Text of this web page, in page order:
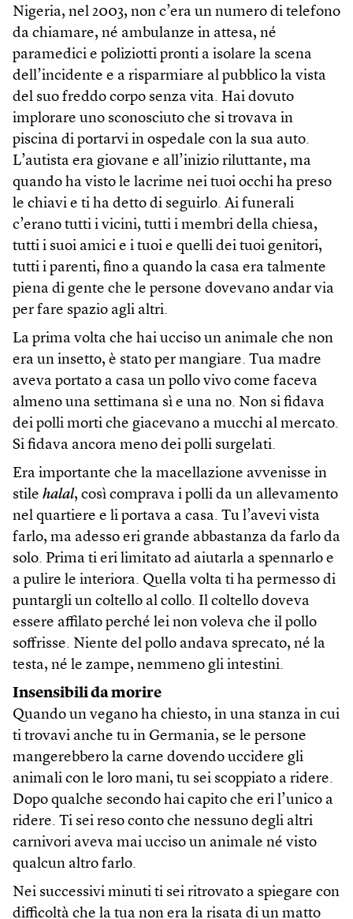
Nigeria, nel 2003, non c’era un numero di telefono
da chiamare, né ambulanze in attesa, né
paramedici e poliziotti pronti a isolare la scena
dell’incidente e a risparmiare al pubblico la vista
del suo freddo corpo senza vita. Hai dovuto
implorare uno sconosciuto che si trovava in
piscina di portarvi in ospedale con la sua auto.
L’autista era giovane e all’inizio riluttante, ma
quando ha visto le lacrime nei tuoi occhi ha preso
le chiavi e ti ha detto di seguirlo. Ai funerali
c’erano tutti i vicini, tutti i membri della chiesa,
tutti i suoi amici e i tuoi e quelli dei tuoi genitori,
tutti i parenti, fino a quando la casa era talmente
piena di gente che le persone dovevano andar via
per fare spazio agli altri.
La prima volta che hai ucciso un animale che non
era un insetto, è stato per mangiare. Tua madre
aveva portato a casa un pollo vivo come faceva
almeno una settimana sì e una no. Non si fidava
dei polli morti che giacevano a mucchi al mercato.
Si fidava ancora meno dei polli surgelati.
Era importante che la macellazione avvenisse in
stile halal, così comprava i polli da un allevamento
nel quartiere e li portava a casa. Tu l’avevi vista
farlo, ma adesso eri grande abbastanza da farlo da
solo. Prima ti eri limitato ad aiutarla a spennarlo e
a pulire le interiora. Quella volta ti ha permesso di
puntargli un coltello al collo. Il coltello doveva
essere affilato perché lei non voleva che il pollo
soffrisse. Niente del pollo andava sprecato, né la
testa, né le zampe, nemmeno gli intestini.
Insensibili da morire
Quando un vegano ha chiesto, in una stanza in cui
ti trovavi anche tu in Germania, se le persone
mangerebbero la carne dovendo uccidere gli
animali con le loro mani, tu sei scoppiato a ridere.
Dopo qualche secondo hai capito che eri l’unico a
ridere. Ti sei reso conto che nessuno degli altri
carnivori aveva mai ucciso un animale né visto
qualcun altro farlo.
Nei successivi minuti ti sei ritrovato a spiegare con
difficoltà che la tua non era la risata di un matto